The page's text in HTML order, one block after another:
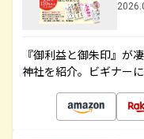
『御利益と御朱印』が
神社を紹介。ビギナー